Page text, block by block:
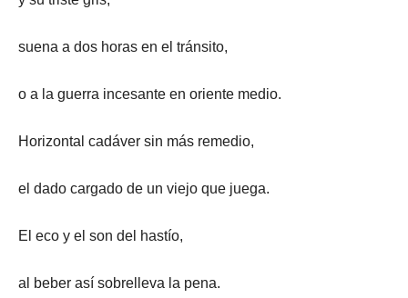
suena a dos horas en el tránsito,
o a la guerra incesante en oriente medio.
Horizontal cadáver sin más remedio,
el dado cargado de un viejo que juega.
El eco y el son del hastío,
al beber así sobrelleva la pena.